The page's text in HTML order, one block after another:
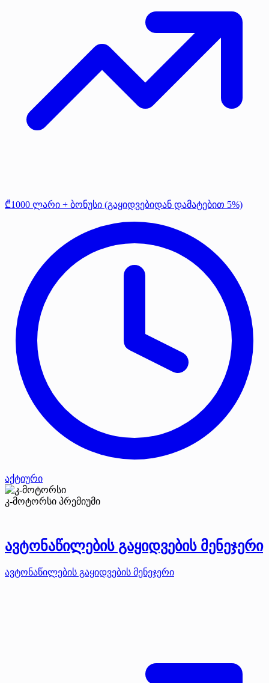
₾1000 ლარი + ბონუსი (გაყიდვებიდან დამატებით 5%)
აქტიური
კ-მოტორსი პრემიუმი
ავტონაწილების გაყიდვების მენეჯერი
ავტონაწილების გაყიდვების მენეჯერი